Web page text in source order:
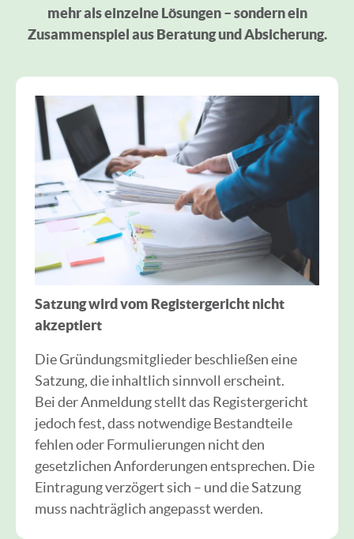
mehr als einzelne Lösungen – sondern ein
Zusammenspiel aus Beratung und Absicherung.
Satzung wird vom Registergericht nicht
akzeptiert
Die Gründungsmitglieder beschließen eine
Satzung, die inhaltlich sinnvoll erscheint.
Bei der Anmeldung stellt das Registergericht
jedoch fest, dass notwendige Bestandteile
fehlen oder Formulierungen nicht den
gesetzlichen Anforderungen entsprechen. Die
Eintragung verzögert sich – und die Satzung
muss nachträglich angepasst werden.